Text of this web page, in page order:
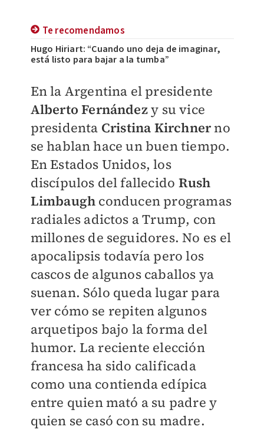
Te recomendamos
Hugo Hiriart: “Cuando uno deja de imaginar,
está listo para bajar a la tumba”
En la Argentina el presidente
Alberto Fernándezy su vice
presidenta Cristina Kirchnerno
se hablan hace un buen tiempo.
En Estados Unidos, los
discípulos del fallecido Rush
Limbaugh conducen programas
radiales adictos a Trump, con
millones de seguidores. No es el
apocalipsis todavía pero los
cascos de algunos caballos ya
suenan. Sólo queda lugar para
ver cómo se repiten algunos
arquetipos bajo la forma del
humor. La reciente elección
francesa ha sido calificada
como una contienda edípica
entre quien mató a su padre y
quien se casó con su madre.